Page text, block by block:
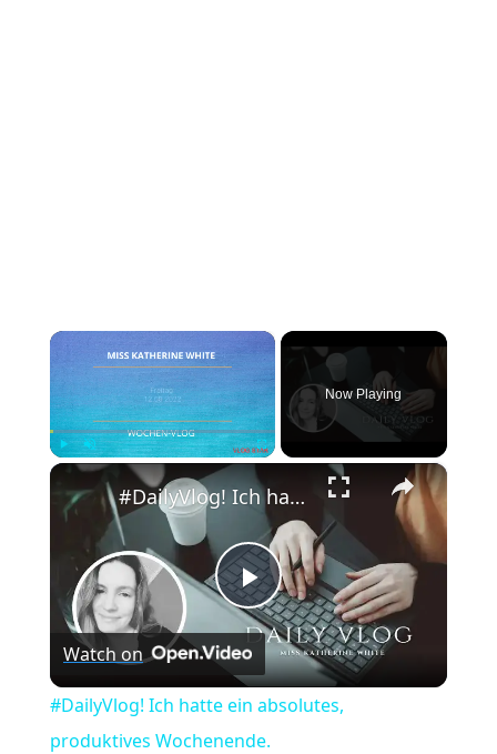
×
Play Unmute
Now Playing
×
Play
Video
#DailyVlog! Ich hatte ein absolutes, produktives Wochenende.
Watch on
#DailyVlog! Ich hatte ein absolutes,
produktives Wochenende.